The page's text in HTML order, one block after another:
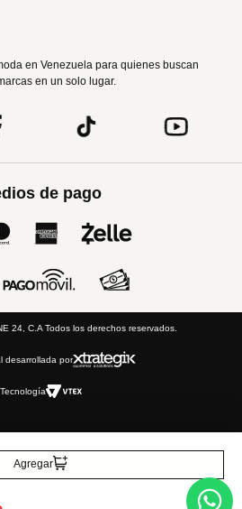
Agregar
en Venezuela para quienes buscan
en un solo lugar.
de pago
24, C.A Todos los derechos reservados.
desarrollada por
Tecnología